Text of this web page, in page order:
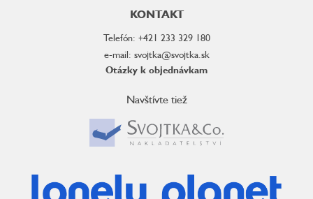
KONTAKT
Telefón: +421 233 329 180
e-mail: svojtka@svojtka.sk
Otázky k objednávkam
Navštívte tiež